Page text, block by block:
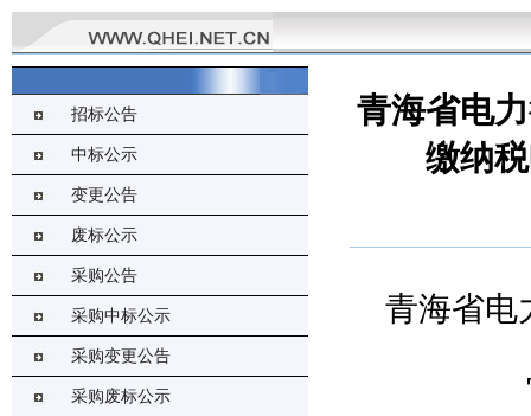
招标公告
中标公示
变更公告
废标公示
采购公告
采购中标公示
采购变更公告
采购废标公示
青海省电
缴纳
青海省电